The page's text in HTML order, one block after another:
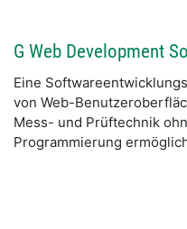
G Web Development
Eine
von Web-
Mess- und Prüftechnik
Programmierung